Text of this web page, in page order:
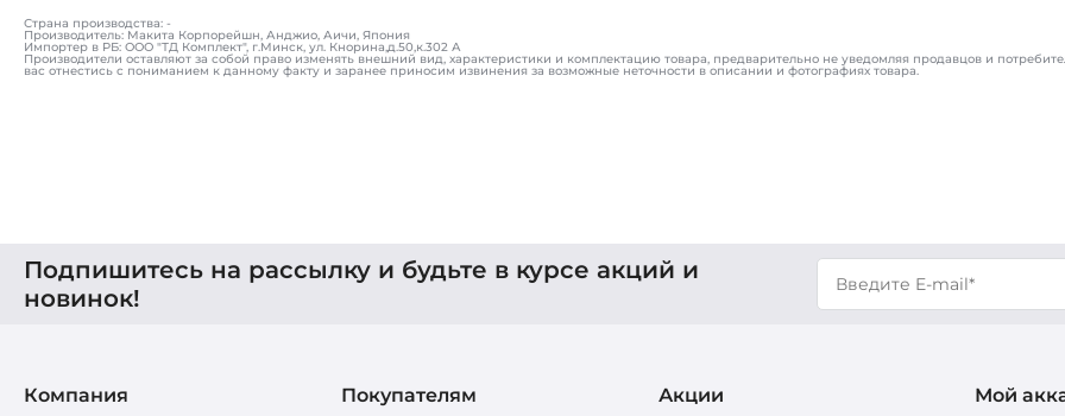
Страна производства: -
Производитель: Макита Корпорейшн, Анджио, Аичи, Япония
Импортер в РБ: ООО "ТД Комплект", г.Минск, ул. Кнорина,д.50,к.302 А
Производители оставляют за собой право изменять внешний вид, характеристики и комплектацию товара, предварительно не уведомляя продавцов и
вас отнестись с пониманием к данному факту и заранее приносим извинения за возможные неточности в описании и фотографиях товара.
Подпишитесь на рассылку и будьте в курсе акций и
новинок!
Компания Покупателям Акции Мой